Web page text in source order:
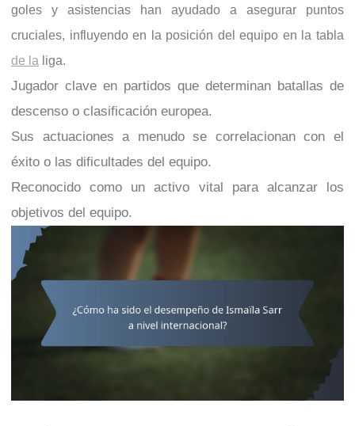
goles y asistencias han ayudado a asegurar puntos
cruciales, influyendo en la posición del equipo en la tabla
de la liga.
Jugador clave en partidos que determinan batallas de
descenso o clasificación europea.
Sus actuaciones a menudo se correlacionan con el
éxito o las dificultades del equipo.
Reconocido como un activo vital para alcanzar los
objetivos del equipo.